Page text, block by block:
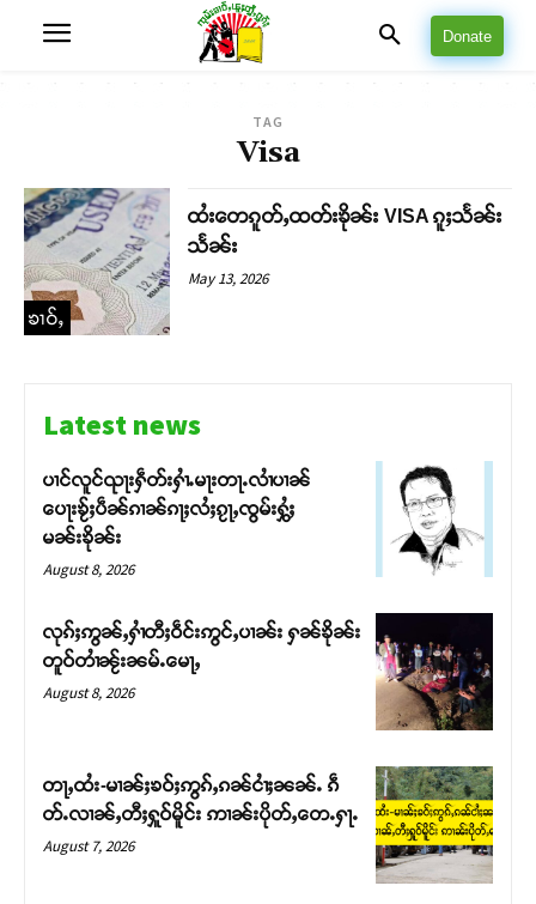
Donate
TAG
Visa
ၶၢဝ်ႇ
ထႆးတေၵူတ်ႇထတ်းၶိုၼ်း VISA ၵူႈသႅၼ်း
သႅၼ်း
May 13, 2026
Latest news
ပၢင်လူင်ၺႃးႁဵတ်းႁၢႆႉမႃးတႃႉလၢႆပၢၼ် ​​
ပေႃးၶႂ်ႈပဵၼ်ၵၢၼ်ၵႃႈလႆႈၵႂႃႇၸွမ်းႁွႆႈ
မၼ်းၶိုၼ်း
August 8, 2026
လုၵ်ႈဢွၼ်ႇႁၢႆတီႈဝဵင်းဢွင်ႇပၢၼ်း ႁၼ်ၶိုၼ်း
တူဝ်တၢႆၼႂ်းၼမ်ႉမေႃႇ
August 8, 2026
တႃႇထႆး-မၢၼ်ႈၶဝ်ႈဢွၵ်ႇၵၼ်ငၢႆႈၼၼ်ႉ ၵဵ
တ်ႉလၢၼ်ႇတီႈႁူဝ်မိူင်း ဢၢၼ်းပိုတ်ႇတေႉႁႃႉ
August 7, 2026